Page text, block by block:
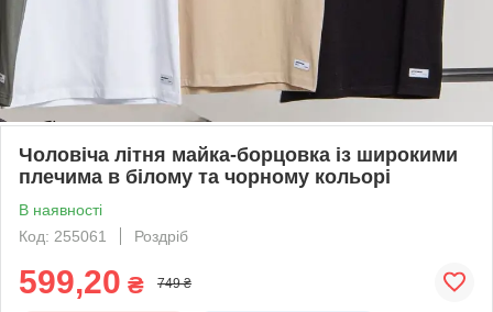
Чоловіча літня майка-борцовка із широкими
плечима в білому та чорному кольорі
В наявності
Код: 255061
Роздріб
599,20 ₴ 749 ₴